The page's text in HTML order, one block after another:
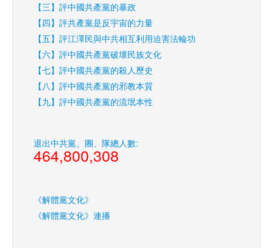
【三】評中國共產黨的暴政
【四】評共產黨是反宇宙的力量
【五】評江澤民與中共相互利用迫害法輪功
【六】評中國共產黨破壞民族文化
【七】評中國共產黨的殺人歷史
【八】評中國共產黨的邪教本質
【九】評中國共產黨的流氓本性
退出中共黨、團、隊總人數:
464,800,308
《解體黨文化》
《解體黨文化》連播